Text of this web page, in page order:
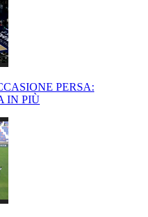
PERSA:
IN PIÙ